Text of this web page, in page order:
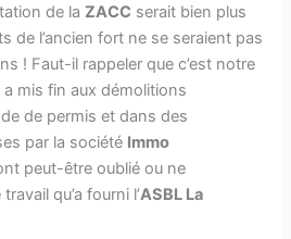
de laZACC serait bien plus
de l’ancien fort ne se seraient pas
! Faut-il rappeler que c’est notre
a mis fin aux démolitions
de permis et dans des
par la société Immo
peut-être oublié ou ne
qu’a fourni l’ASBL La